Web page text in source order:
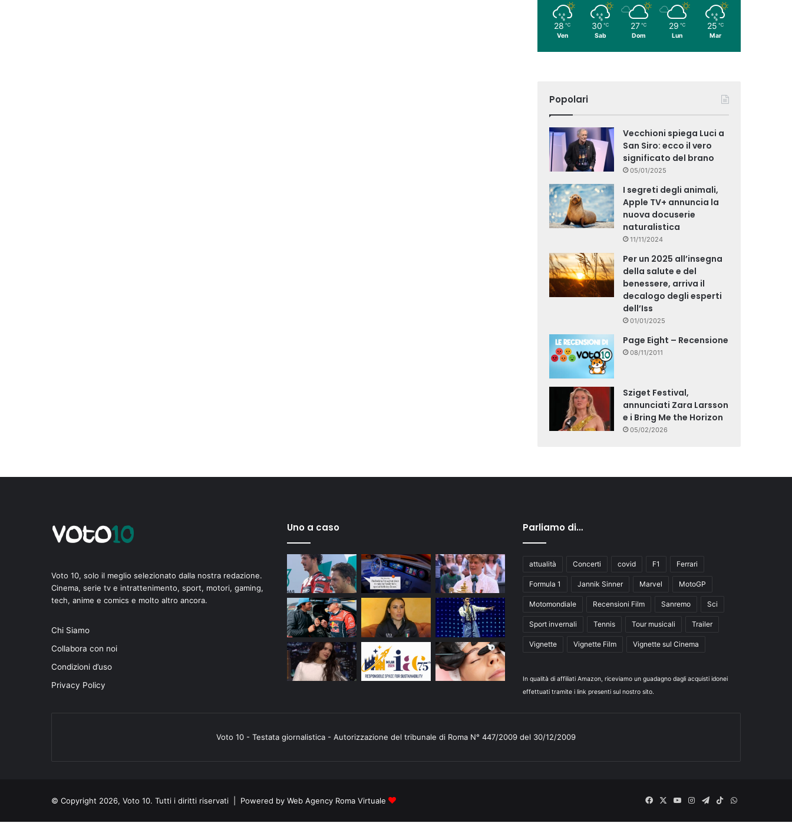
28 ℃
Ven
30 ℃
Sab
27 ℃
Dom
29 ℃
Lun
25 ℃
Mar
Popolari
Vecchioni spiega Luci a
San Siro: ecco il vero
significato del brano
05/01/2025
I segreti degli animali,
Apple TV+ annuncia la
nuova docuserie
naturalistica
11/11/2024
Per un 2025 all’insegna
della salute e del
benessere, arriva il
decalogo degli esperti
dell’Iss
01/01/2025
Page Eight – Recensione
08/11/2011
Sziget Festival,
annunciati Zara Larsson
e i Bring Me the Horizon
05/02/2026
Voto 10, solo il meglio selezionato dalla nostra redazione.
Cinema, serie tv e intrattenimento, sport, motori, gaming,
tech, anime e comics e molto altro ancora.
Chi Siamo
Collabora con noi
Condizioni d’uso
Privacy Policy
Uno a caso Parliamo di…
attualità Concerti covid F1 Ferrari
Formula 1 Jannik Sinner Marvel MotoGP
Motomondiale Recensioni Film Sanremo Sci
Sport invernali Tennis Tour musicali Trailer
Vignette Vignette Film Vignette sul Cinema
In qualità di affiliati Amazon, riceviamo un guadagno dagli acquisti idonei
effettuati tramite i link presenti sul nostro sito.
Voto 10 - Testata giornalistica - Autorizzazione del tribunale di Roma N° 447/2009 del 30/12/2009
© Copyright 2026, Voto 10. Tutti i diritti riservati | Powered by Web Agency Roma Virtuale Facebook
X
YouInstagram
Telegram
TikTokWhatsApp